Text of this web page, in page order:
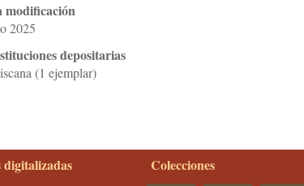
modificación
2025
depositarias
(1 ejemplar)
Colecciones